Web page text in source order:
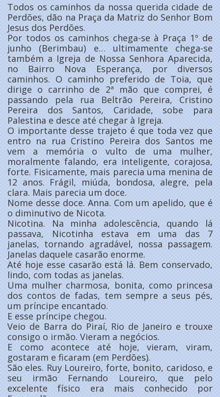
Todos os caminhos da nossa querida cidade de
Perdões, dão na Praça da Matriz do Senhor Bom
Jesus dos Perdões.
Por todos os caminhos chega-se à Praça 1º de
junho (Berimbau) e… ultimamente chega-se
também a Igreja de Nossa Senhora Aparecida,
no Bairro Nova Esperança, por diversos
caminhos. O caminho preferido de Toia, que
dirige o carrinho de 2ª mão que comprei, é
passando pela rua Beltrão Pereira, Cristino
Pereira dos Santos, Caridade, sobe para
Palestina e desce até chegar à Igreja.
O importante desse trajeto é que toda vez que
entro na rua Cristino Pereira dos Santos me
vem a memória o vulto de uma mulher,
moralmente falando, era inteligente, corajosa,
forte. Fisicamente, mais parecia uma menina de
12 anos. Frágil, miúda, bondosa, alegre, pela
clara. Mais parecia um doce.
Nome desse doce. Anna. Com um apelido, que é
o diminutivo de Nicota.
Nicotina. Na minha adolescência, quando lá
passava, Nicotinha estava em uma das 7
janelas, tornando agradável, nossa passagem.
Janelas daquele casarão enorme.
Até hoje esse casarão está lá. Bem conservado,
lindo, com todas as janelas.
Uma mulher charmosa, bonita, como princesa
dos contos de fadas, tem sempre a seus pés,
um príncipe encantado.
E esse príncipe chegou.
Veio de Barra do Piraí, Rio de Janeiro e trouxe
consigo o irmão. Vieram a negócios.
E como acontece até hoje, vieram, viram,
gostaram e ficaram (em Perdões).
São eles. Ruy Loureiro, forte, bonito, caridoso, e
seu irmão Fernando Loureiro, que pelo
excelente físico era mais conhecido por